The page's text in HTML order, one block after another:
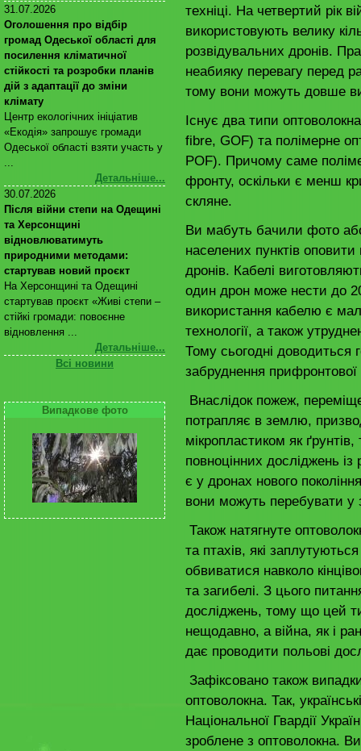
31.07.2026
Оголошення про відбір
громад Одеської області для
посилення кліматичної
стійкості та розробки планів
дій з адаптації до зміни
клімату
Центр екологічних ініціатив
«Екодія» запрошує громади
Одеської області взяти участь у
...
Детальніше...
30.07.2026
Після війни степи на Одещині
та Херсонщині
відновлюватимуть
природними методами:
стартував новий проєкт
На Херсонщині та Одещині
стартував проєкт «Живі степи –
стійкі громади: повоєнне
відновлення ...
Детальніше...
Всі новини
Випадкове фото
техніці. На четвертий рік
використовують велику
розвідувальних дронів.
неабияку перевагу перед
тому вони можуть довше
Існує два типи
fibre, GOF) та полімерне
POF). Причому саме
фронту, оскільки є менш
скляне.
Ви мабуть бачили фото
населених пунктів
дронів. Кабелі
один дрон може нести до
використання кабелю є
технології, а також
Тому сьогодні
забруднення прифронтової
Внаслідок пожеж,
потрапляє в землю,
мікропластиком як
повноцінних досліджень із
є у дронах нового
вони можуть перебувати у
Також натягнуте
та птахів, які
обвиватися навколо
та загибелі. З цього
досліджень, тому що цей
нещодавно, а війна, як і
дає проводити польові
Зафіксовано також
оптоволокна. Так,
Національної Гвардії
зроблене з оптоволокна.